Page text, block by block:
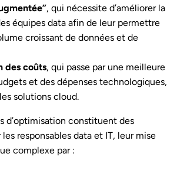
, qui nécessite d’améliorer la
équipes data afin de leur permettre
croissant de données et de
des coûts, qui passe par une meilleure
et des dépenses technologiques,
solutions cloud.
d’optimisation constituent des
responsables data et IT, leur mise
complexe par :